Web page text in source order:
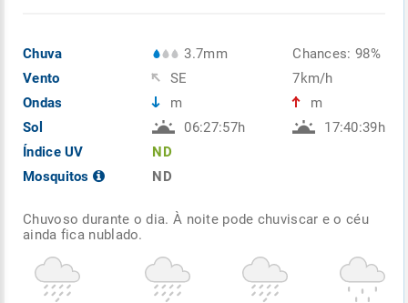
Chuva
Vento
Ondas
Sol
Índice UV
Mosquitos
3.7mm
SE
m
06:27:57h
ND
ND
Chances: 98%
7km/h
m
17:40:39h
Chuvoso durante o dia. À noite pode chuviscar e o céu
ainda fica nublado.